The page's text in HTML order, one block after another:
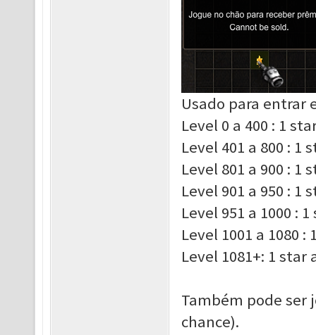
Usado para entrar
Level 0 a 400 : 1
Level 401 a 800 : 1
Level 801 a 900 : 1
Level 901 a 950 : 1
Level 951 a 1000 :
Level 1001 a 1080
Level 1081+: 1
Também pode ser
chance).